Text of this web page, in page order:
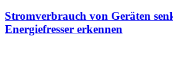
Stromverbrauch von Geräten
Energiefresser erkennen